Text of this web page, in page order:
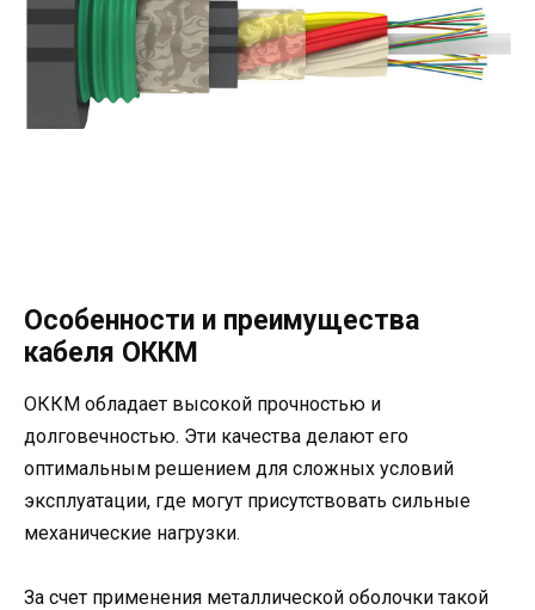
Особенности и преимущества
кабеля ОККМ
ОККМ обладает высокой прочностью и
долговечностью. Эти качества делают его
оптимальным решением для сложных условий
эксплуатации, где могут присутствовать сильные
механические нагрузки.
За счет применения металлической оболочки такой